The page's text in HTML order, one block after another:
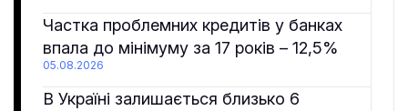
Частка проблемних кредитів у банках
впала до мінімуму за 17 років – 12,5%
05.08.2026
В Україні залишається близько 6